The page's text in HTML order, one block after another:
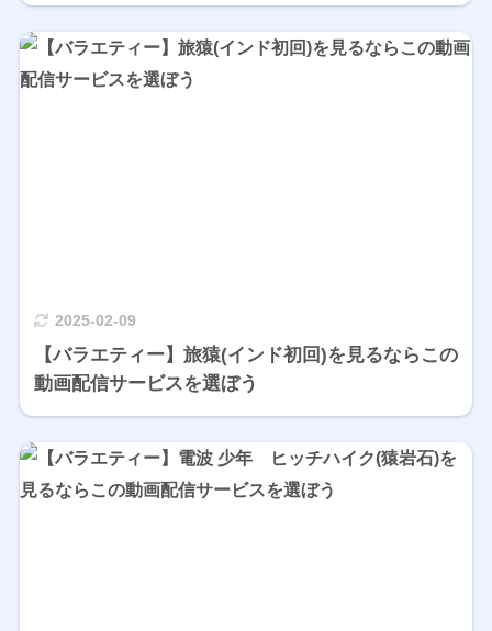
2025-02-09
【バラエティー】旅猿(インド初回)を見るならこの
動画配信サービスを選ぼう